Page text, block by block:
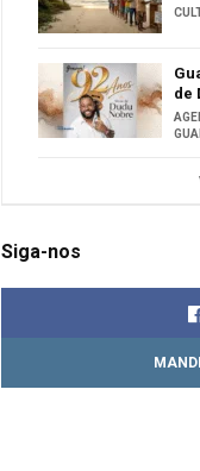
de
Siga-nos